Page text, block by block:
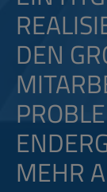
EN
OBLEM
HR ALS